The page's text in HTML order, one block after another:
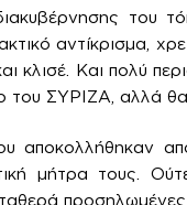
του
αντίκρισμα,
κλισέ. Και πολύ
ΣΥΡΙΖΑ, αλλά θα
μήτρα τους.
προσηλωμένες